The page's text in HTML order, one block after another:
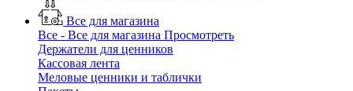
Все для магазина
Все - Все для магазина Просмотреть
Держатели для ценников
Кассовая лента
Меловые ценники и таблички